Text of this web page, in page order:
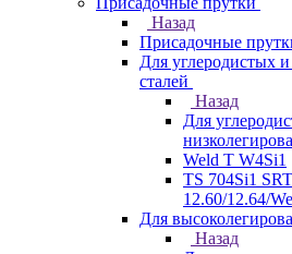
Назад
Присадочные
Для углеродистых
сталей
Назад
Для
Weld T W4Si1
TS 704Si1
12.60/12.64/
Для
Назад